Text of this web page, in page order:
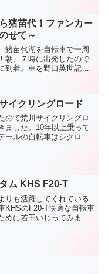
猪苗代！ファンカー
せて～
猪苗代湖を自転車で一周
朝、７時に出発したので
到着。車を野口英世記念
ことで、そ...
イクリングロード
ので荒川サイクリングロ
ました。10年以上乗って
ールの自転車はシクロク
ム KHS F20-T
りも活躍してくれている
KHSのF20-T快適な自転車
めに若干いじってみまし